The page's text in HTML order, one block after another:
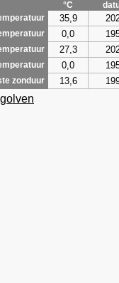
°C
35,9
0,0
27,3
0,0
zonduur 13,6